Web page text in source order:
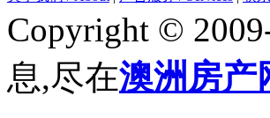
Copyright ©
息,尽在澳洲房产